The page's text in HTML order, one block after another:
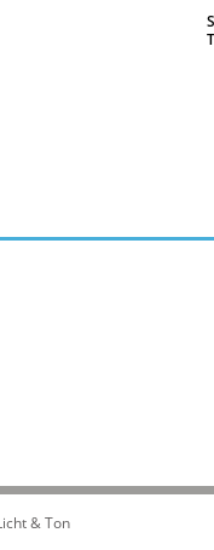
& Ton